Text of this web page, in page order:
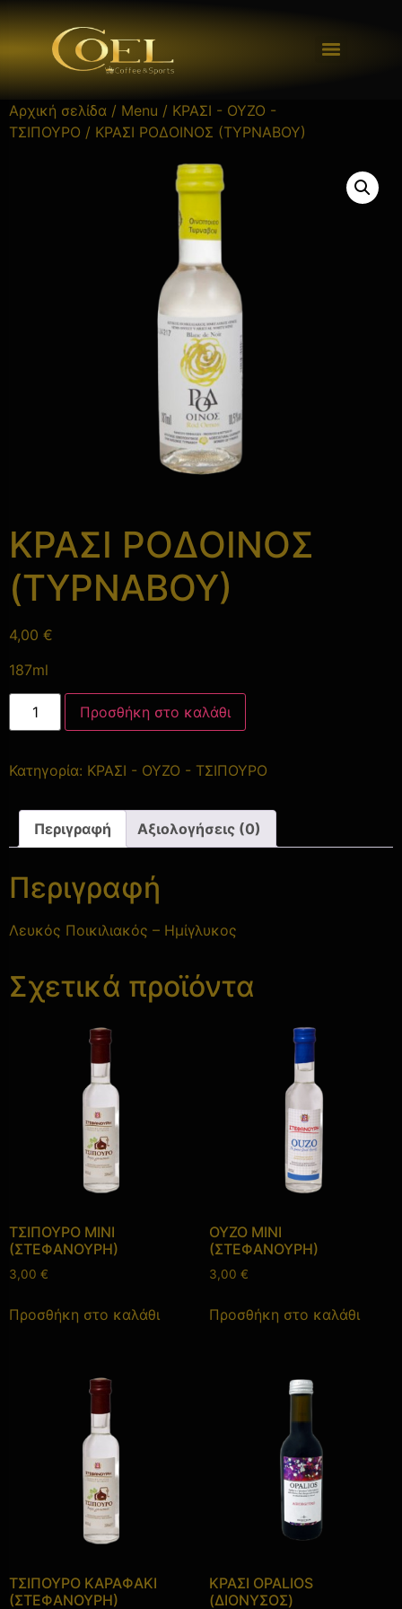
Αρχική σελίδα / Menu / ΚΡΑΣΙ - ΟΥΖΟ -
ΤΣΙΠΟΥΡΟ / ΚΡΑΣΙ ΡΟΔΟΙΝΟΣ (ΤΥΡΝΑΒΟΥ)
ΚΡΑΣΙ ΡΟΔΟΙΝΟΣ
(ΤΥΡΝΑΒΟΥ)
4,00 €
187ml
Προσθήκη στο καλάθι
Κατηγορία: ΚΡΑΣΙ - ΟΥΖΟ - ΤΣΙΠΟΥΡΟ
Περιγραφή Αξιολογήσεις (0)
Περιγραφή
Λευκός Ποικιλιακός – Ημίγλυκος
Σχετικά προϊόντα
ΤΣΙΠΟΥΡΟ ΜΙΝΙ
(ΣΤΕΦΑΝΟΥΡΗ)
3,00 €
Προσθήκη στο καλάθι
ΟΥΖΟ ΜΙΝΙ
(ΣΤΕΦΑΝΟΥΡΗ)
3,00 €
Προσθήκη στο καλάθι
ΤΣΙΠΟΥΡΟ ΚΑΡΑΦΑΚΙ
(ΣΤΕΦΑΝΟΥΡΗ)
ΚΡΑΣΙ OPALIOS
(ΔΙΟΝΥΣΟΣ)